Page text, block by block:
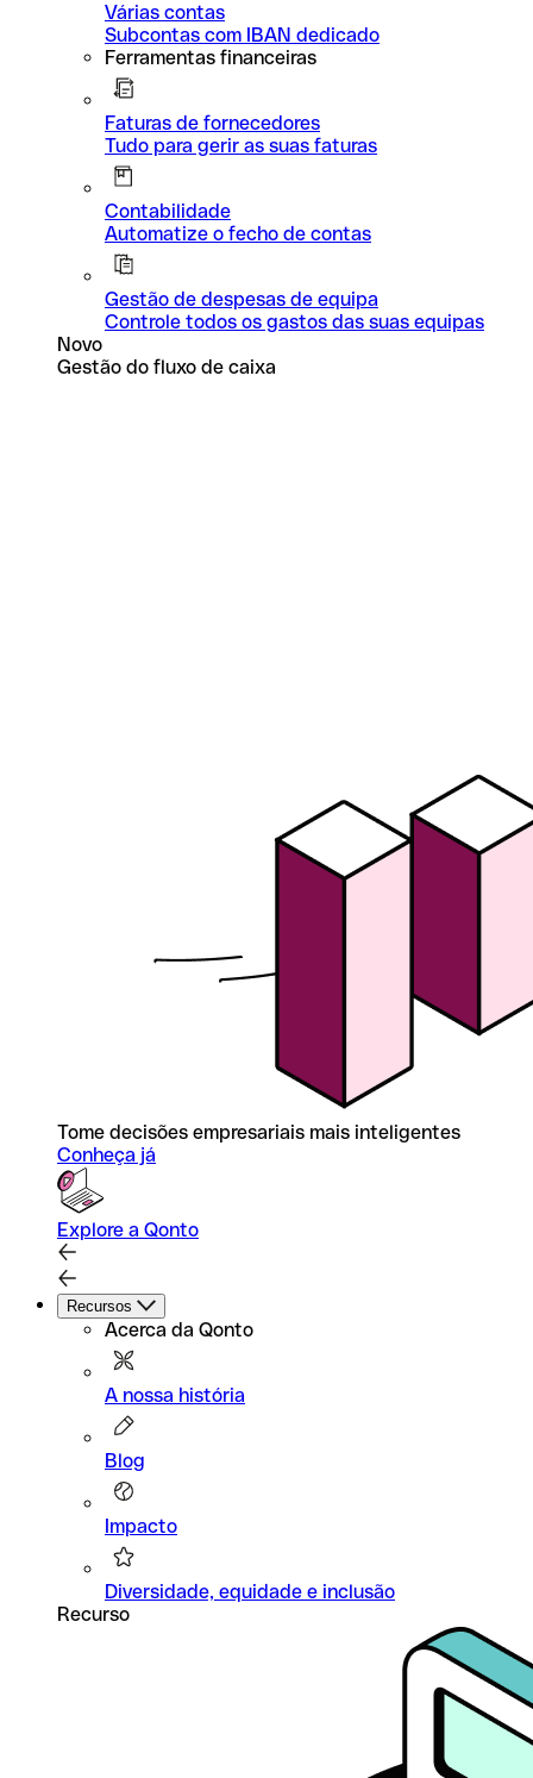
Várias contas
Subcontas com IBAN dedicado
Ferramentas financeiras
Faturas de fornecedores
Tudo para gerir as suas faturas
Contabilidade
Automatize o fecho de contas
Gestão de despesas de equipa
Controle todos os gastos das suas equipas
Novo
Gestão do fluxo de caixa
Tome decisões empresariais mais inteligentes
Conheça já
Explore a Qonto
Recursos
Acerca da Qonto
A nossa história
Blog
Impacto
Diversidade, equidade e inclusão
Recurso